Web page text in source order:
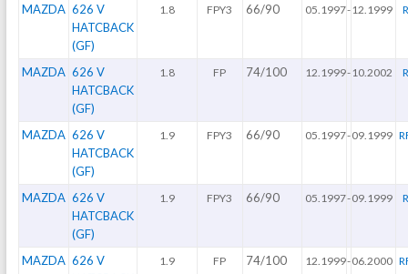
MAZDA 626 V
HATCBACK
(GF)
1.8 FPY3 66/90 05.1997-12.1999
MAZDA 626 V
HATCBACK
(GF)
1.8 FP 74/100 12.1999-10.2002
MAZDA 626 V
HATCBACK
(GF)
1.9 FPY3 66/90 05.1997-09.1999
MAZDA 626 V
HATCBACK
(GF)
1.9 FPY3 66/90 05.1997-09.1999
MAZDA 626 V
1.9 FP 74/100 12.1999-06.2000